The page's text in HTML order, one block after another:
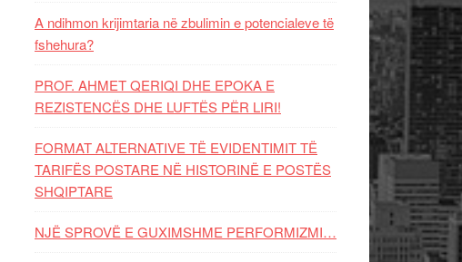
A ndihmon krijimtaria në zbulimin e potencialeve të
fshehura?
PROF. AHMET QERIQI DHE EPOKA E
REZISTENCЁS DHE LUFTЁS PЁR LIRI!
FORMAT ALTERNATIVE TË EVIDENTIMIT TË
TARIFËS POSTARE NË HISTORINË E POSTËS
SHQIPTARE
NJË SPROVË E GUXIMSHME PERFORMIZMI…